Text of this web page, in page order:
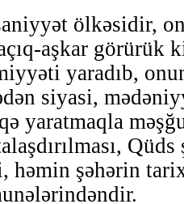
ölkəsidir,
aşkar görürük
yaradıb,
siyasi,
yaratmaqla
həmin şəhərin